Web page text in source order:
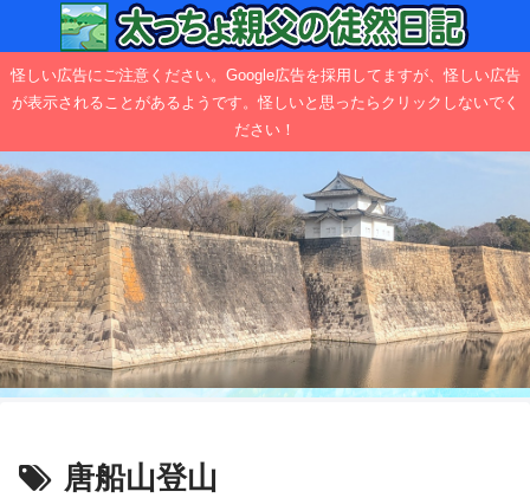
怪しい広告にご注意ください。Google広告を採用してますが、怪しい広告
が表示されることがあるようです。怪しいと思ったらクリックしないでく
ださい！
唐船山登山